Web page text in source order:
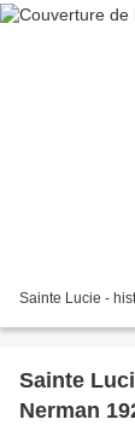
Sainte Lucie -
Sainte
Nerman